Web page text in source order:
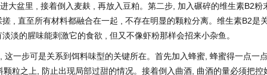
大盆里 , 接着倒入麦麸 , 再放入豆粕。第二步, 加入碾碎的维生素B2粉
, 直至所有材料都融合在一起 , 不存在明显的颗粒分离。维生素B2是
淡的腥味能刺激它的食欲 , 但又不像虾粉那样会招来小杂鱼。
这一步可是关系到饵料味型的关键所在。首先加入蜂蜜, 蜂蜜得一点一
颗粒之上, 防止出现局部过甜的情况。接着倒入曲酒, 曲酒的量必须把